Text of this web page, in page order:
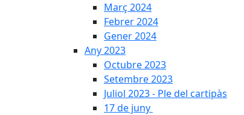
Març 2024
Febrer 2024
Gener 2024
Any 2023
Octubre 2023
Setembre 2023
Juliol 2023 - Ple del cartipàs
17 de juny